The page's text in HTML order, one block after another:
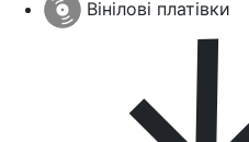
Вінілові платівки